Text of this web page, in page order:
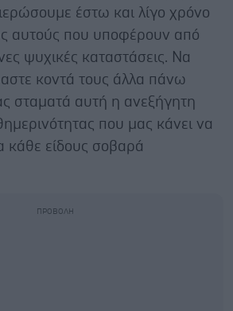
έστω και λίγο χρόνο
αυτούς που υποφέρουν από
ψυχικές καταστάσεις. Να
κοντά τους άλλα πάνω
σταματά αυτή η ανεξήγητη
που μας κάνει να
κάθε είδους σοβαρά